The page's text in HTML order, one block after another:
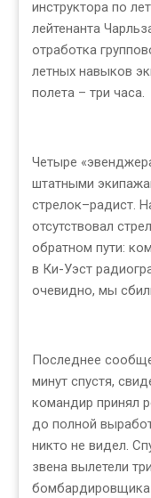
инструктора по
лейтенанта
отработка
летных навыков
полета – три часа.
Четыре
штатными
стрелок–радист.
отсутствовал
обратном пути:
в Ки-Уэст
очевидно, мы
Последнее
минут спустя,
командир принял
до полной
никто не видел.
звена вылетели
бомбардировщика